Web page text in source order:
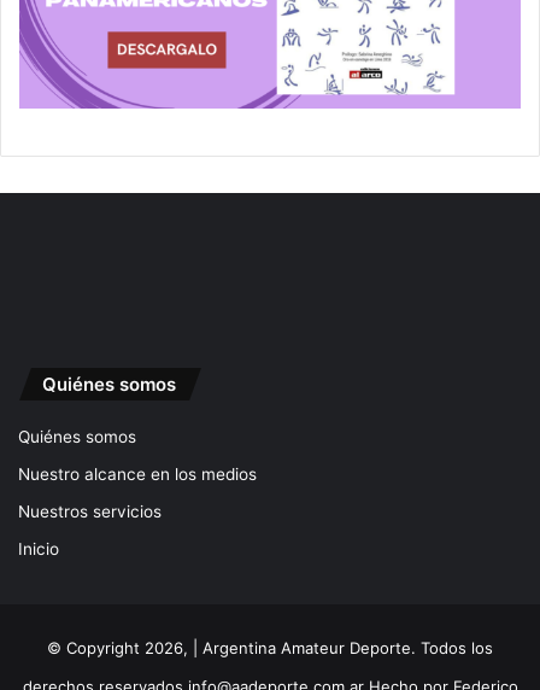
Quiénes somos
Quiénes somos
Nuestro alcance en los medios
Nuestros servicios
Inicio
© Copyright 2026, | Argentina Amateur Deporte. Todos los